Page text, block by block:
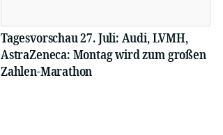
Tagesvorschau 27. Juli: Audi, LVMH,
AstraZeneca: Montag wird zum großen
Zahlen-Marathon